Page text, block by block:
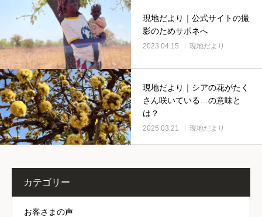
現地だより｜公式サイトの撮
影のためサポネへ
2023.04.15 現地だより
現地だより｜シアの花がたく
さん咲いている…の意味と
は？
2025.03.21 現地だより
カテゴリー
お客さまの声